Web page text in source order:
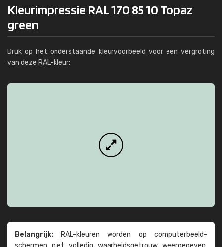
Kleurimpressie RAL 170 85 10 Topaz
green
Druk op het onderstaande kleurvoorbeeld voor een vergroting
van deze RAL-kleur:
Belangrijk: RAL-kleuren worden op computer­beeld­
schermen niet volledig waarheids­­getrouw weer­gegeven.